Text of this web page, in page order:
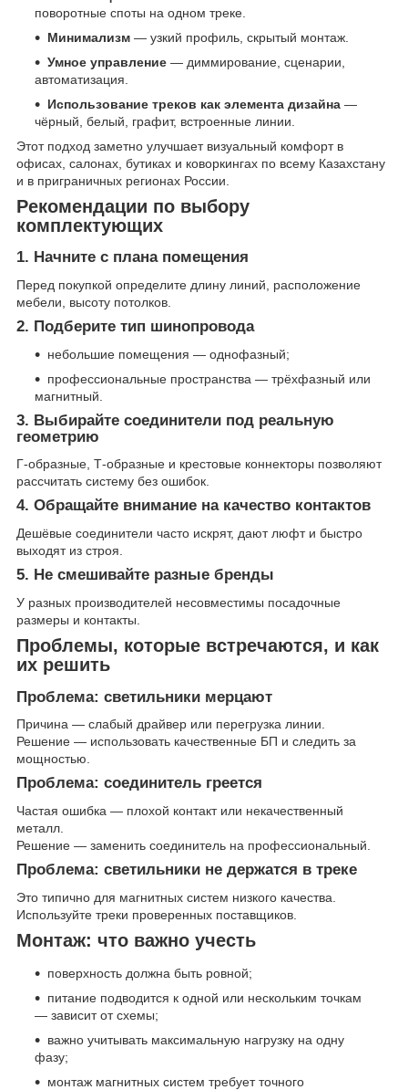
поворотные споты на одном треке.
Минимализм — узкий профиль, скрытый монтаж.
Умное управление — диммирование, сценарии,
автоматизация.
Использование треков как элемента дизайна —
чёрный, белый, графит, встроенные линии.
Этот подход заметно улучшает визуальный комфорт в
офисах, салонах, бутиках и коворкингах по всему Казахстану
и в приграничных регионах России.
Рекомендации по выбору
комплектующих
1. Начните с плана помещения
Перед покупкой определите длину линий, расположение
мебели, высоту потолков.
2. Подберите тип шинопровода
небольшие помещения — однофазный;
профессиональные пространства — трёхфазный или
магнитный.
3. Выбирайте соединители под реальную
геометрию
Г-образные, Т-образные и крестовые коннекторы позволяют
рассчитать систему без ошибок.
4. Обращайте внимание на качество контактов
Дешёвые соединители часто искрят, дают люфт и быстро
выходят из строя.
5. Не смешивайте разные бренды
У разных производителей несовместимы посадочные
размеры и контакты.
Проблемы, которые встречаются, и как
их решить
Проблема: светильники мерцают
Причина — слабый драйвер или перегрузка линии.
Решение — использовать качественные БП и следить за
мощностью.
Проблема: соединитель греется
Частая ошибка — плохой контакт или некачественный
металл.
Решение — заменить соединитель на профессиональный.
Проблема: светильники не держатся в треке
Это типично для магнитных систем низкого качества.
Используйте треки проверенных поставщиков.
Монтаж: что важно учесть
поверхность должна быть ровной;
питание подводится к одной или нескольким точкам
— зависит от схемы;
важно учитывать максимальную нагрузку на одну
фазу;
монтаж магнитных систем требует точного